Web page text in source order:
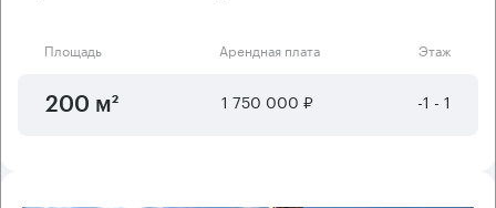
Площадь Арендная плата Этаж
200 м² 1 750 000 ₽ -1 - 1